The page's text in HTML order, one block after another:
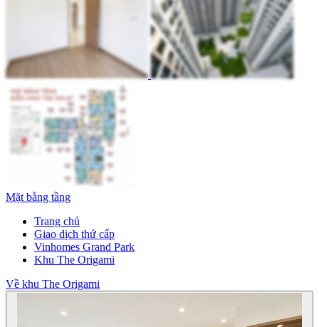
Mặt bằng tầng
Trang chủ
Giao dịch thứ cấp
Vinhomes Grand Park
Khu The Origami
Về khu The Origami